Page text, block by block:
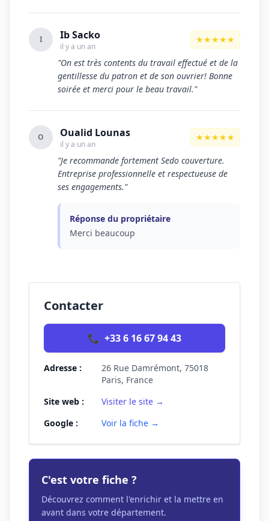
I Ib Sacko
il y a un an
★★★★★
"On est très contents du travail effectué et de la
gentillesse du patron et de son ouvrier! Bonne
soirée et merci pour le beau travail."
O Oualid Lounas
il y a un an
★★★★★
"Je recommande fortement Sedo couverture.
Entreprise professionnelle et respectueuse de
ses engagements."
Réponse du propriétaire
Merci beaucoup
Contacter
📞 +33 6 16 67 94 43
Adresse :
26 Rue Damrémont, 75018
Paris, France
Site web :
Visiter le site →
Google :
Voir la fiche →
C'est votre fiche ?
Découvrez comment l'enrichir et la mettre en
avant dans votre département.